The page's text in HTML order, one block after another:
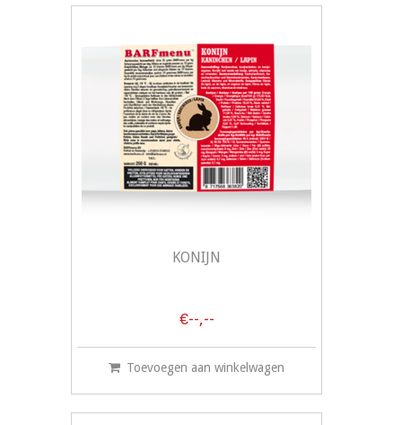
KONIJN
€--,--
Toevoegen aan winkelwagen